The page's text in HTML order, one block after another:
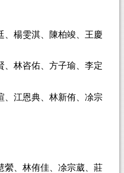
、楊雯淇、陳柏竣、王慶
、林咨佑、方子瑜、李定
、江恩典、林新侑、凃宗
縈、林侑佳、凃宗葳、莊